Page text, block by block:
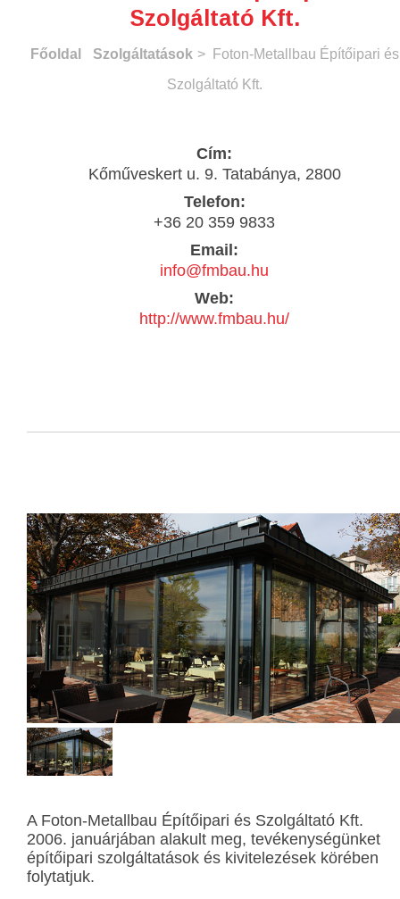
Szolgáltató Kft.
Főoldal Szolgáltatások > Foton-Metallbau Építőipari és
Szolgáltató Kft.
Cím:
Kőműveskert u. 9. Tatabánya, 2800
Telefon:
+36 20 359 9833
Email:
info@fmbau.hu
Web:
http://www.fmbau.hu/
A Foton-Metallbau Építőipari és Szolgáltató Kft.
2006. januárjában alakult meg, tevékenységünket
építőipari szolgáltatások és kivitelezések körében
folytatjuk.